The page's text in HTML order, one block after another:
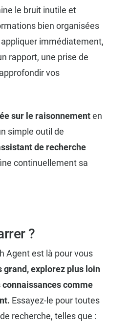
le bruit inutile et
bien organisées
immédiatement,
rapport, une prise de
vos
sur le raisonnementen
simple outil de
de recherche
continuellement sa
?
Agent est là pour vous
grand, explorez plus loin
comme
Essayez-le pour toutes
recherche, telles que :